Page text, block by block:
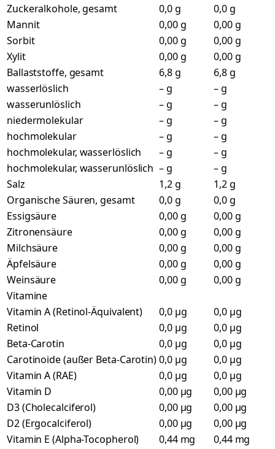
Zuckeralkohole, gesamt
0,0 g
0,0 g
Mannit
0,00 g
0,00 g
Sorbit
0,00 g
0,00 g
Xylit
0,00 g
0,00 g
Ballaststoffe, gesamt
6,8 g
6,8 g
wasserlöslich
– g
– g
wasserunlöslich
– g
– g
niedermolekular
– g
– g
hochmolekular
– g
– g
hochmolekular, wasserlöslich
– g
– g
hochmolekular, wasserunlöslich – g
– g
Salz
1,2 g
1,2 g
Organische Säuren, gesamt
0,0 g
0,0 g
Essigsäure
0,00 g
0,00 g
Zitronensäure
0,00 g
0,00 g
Milchsäure
0,00 g
0,00 g
Äpfelsäure
0,00 g
0,00 g
Weinsäure
0,00 g
0,00 g
Vitamine
Vitamin A (Retinol-Äquivalent)
0,0 µg
0,0 µg
Retinol
0,0 µg
0,0 µg
Beta-Carotin
0,0 µg
0,0 µg
Carotinoide (außer Beta-Carotin)0,0 µg
0,0 µg
Vitamin A (RAE)
0,0 µg
0,0 µg
Vitamin D
0,00 µg
0,00 µg
D3 (Cholecalciferol)
0,00 µg
0,00 µg
D2 (Ergocalciferol)
0,00 µg
0,00 µg
Vitamin E (Alpha-Tocopherol)
0,44 mg
0,44 mg